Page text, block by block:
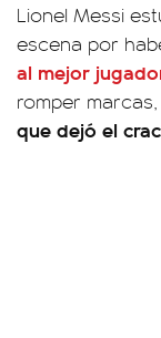
Lionel Messi
escena por
al mejor
romper marcas,
que dejó el